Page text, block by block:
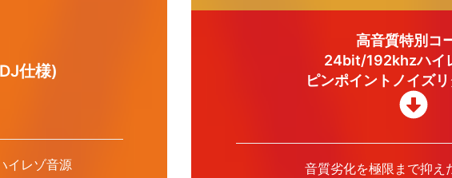
仕様)
イレゾ音源
高音質特別コ
24bit/192khzハイ
ピンポイントノイズ
音質劣化を極限まで抑え